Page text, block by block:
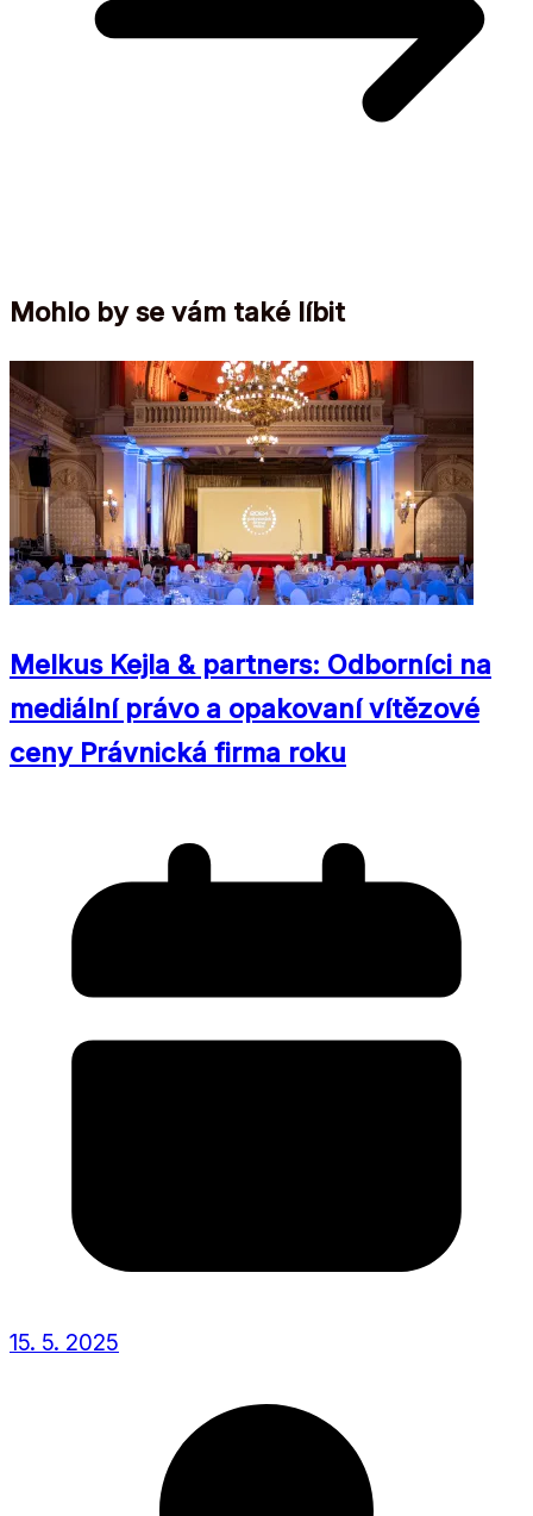
Mohlo by se vám také líbit
Melkus Kejla & partners: Odborníci na
mediální právo a opakovaní vítězové
ceny Právnická firma roku
15. 5. 2025